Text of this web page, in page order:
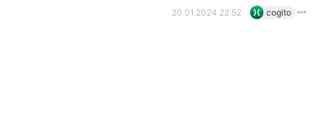
20.01.2024 22:52 cogito